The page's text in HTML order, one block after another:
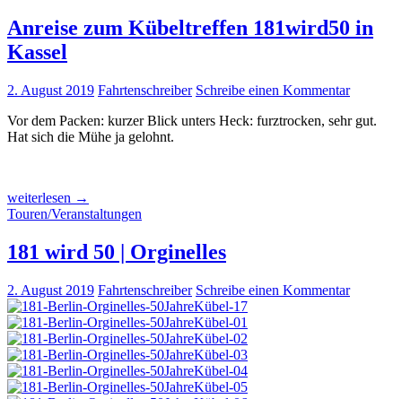
50
am
Edersee
Anreise zum Kübeltreffen 181wird50 in
Kassel
2. August 2019 Fahrtenschreiber Schreibe einen Kommentar
Vor dem Packen: kurzer Blick unters Heck: furztrocken, sehr gut.
Hat sich die Mühe ja gelohnt.
Anreise
zum
181wird50
in
weiterlesen →
Touren/Veranstaltungen
181 wird 50 | Orginelles
2. August 2019 Fahrtenschreiber Schreibe einen Kommentar